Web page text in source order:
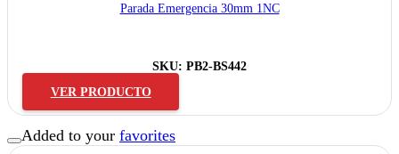
Parada Emergencia 30mm 1NC
SKU: PB2-BS442
VER PRODUCTO
Added to your favorites